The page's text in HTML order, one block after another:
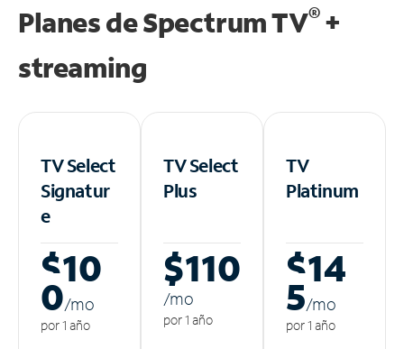
Planes de Spectrum TV®+
streaming
TV Select
Signatur
e
$10
0/mo
por 1 año
TV Select
Plus
$110
/mo
por 1 año
TV
Platinum
$14
5/mo
por 1 año